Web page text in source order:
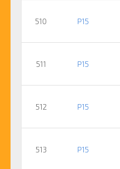
510 P15
511 P15
512 P15
513 P15